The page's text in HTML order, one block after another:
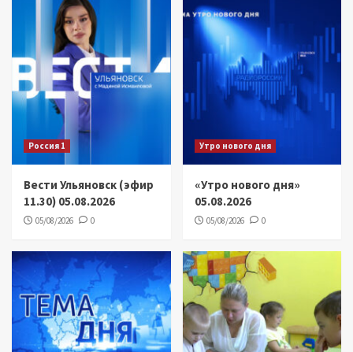
Россия 1
Вести Ульяновск (эфир
11.30) 05.08.2026
05/08/2026 0
Утро нового дня
«Утро нового дня»
05.08.2026
05/08/2026 0